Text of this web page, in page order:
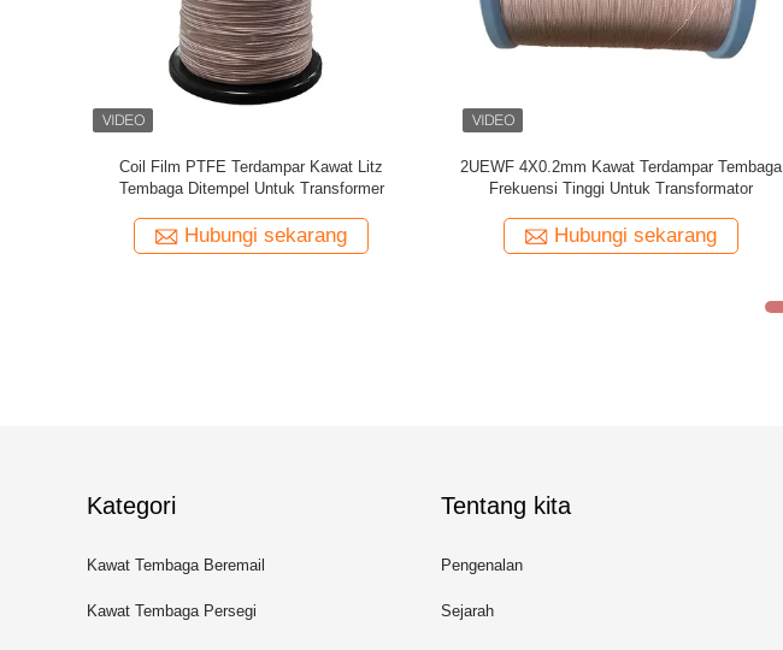
Kawat Litz Kustom 0.03mmx600/2000 Kapton
ditempel Kawat Tembaga Litz
Hubungi sekarang
Kawat Litz yang Ditempel 0,03mmx600 Kawat
Tembaga Litz untuk Gulungan
Hubungi sekarang
Kategori
Kawat Tembaga Beremail
Kawat Tembaga Persegi
Tentang kita
Pengenalan
Sejarah